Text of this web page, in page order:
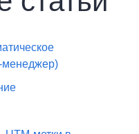
менеджер)